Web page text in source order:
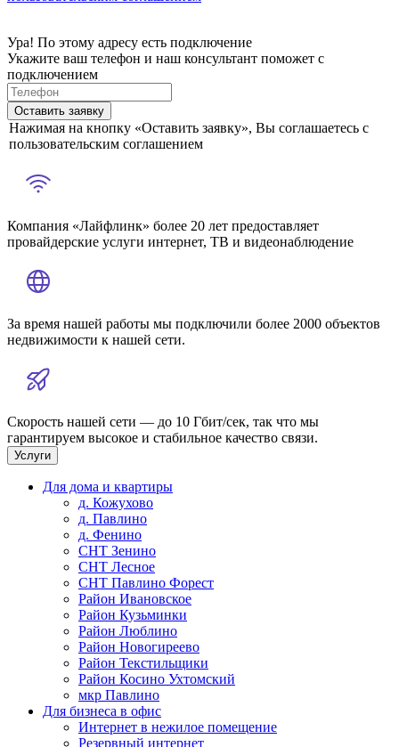
Ура! По этому адресу есть подключение
Укажите ваш телефон и наш консультант поможет с
подключением
Оставить заявку
Нажимая на кнопку «Оставить заявку», Вы соглашаетесь с
пользовательским соглашением
Компания «Лайфлинк» более 20 лет предоставляет
провайдерские услуги интернет, ТВ и видеонаблюдение
За время нашей работы мы подключили более 2000 объектов
недвижимости к нашей сети.
Скорость нашей сети — до 10 Гбит/сек, так что мы
гарантируем высокое и стабильное качество связи.
Услуги
Для дома и квартиры
д. Кожухово
д. Павлино
д. Фенино
СНТ Зенино
СНТ Лесное
СНТ Павлино Форест
Район Ивановское
Район Кузьминки
Район Люблино
Район Новогиреево
Район Текстильщики
Район Косино Ухтомский
мкр Павлино
Для бизнеса в офис
Интернет в нежилое помещение
Резервный интернет